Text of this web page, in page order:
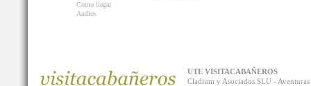
Como llegar
Audios
UTE VISITACABAÑEROS
Cladium y Asociados SLU -